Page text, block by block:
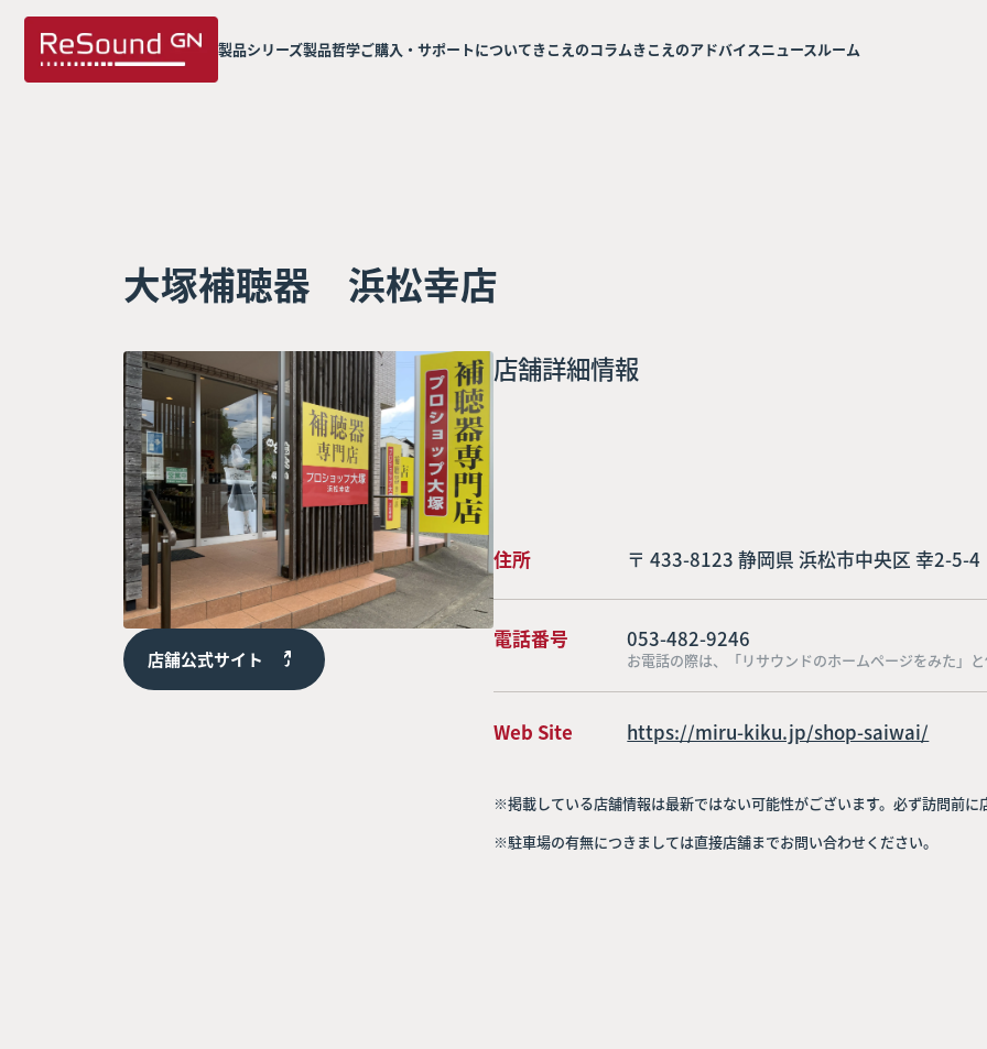
製品シリーズ製品哲学ご購入・サポートについてきこえのコラムきこえのアドバイスニュースルーム
大塚補聴器 浜松幸店
店舗公式サイト
店舗詳細情報
住所 〒 433-8123 静岡県 浜松市中央区 幸2-5-4
電話番号 053-482-9246
お電話の際は、「リサウンドのホームページをみた」
Web Site https://miru-kiku.jp/shop-saiwai/
※掲載している店舗情報は最新ではない可能性がございます。必ず訪問前に
※駐車場の有無につきましては直接店舗までお問い合わせください。